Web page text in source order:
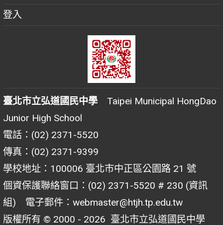
登入
臺北市立弘道國民中學 Taipei Municipal HongDao
Junior High School
電話：(02) 2371-5520
傳真：(02) 2371-9399
學校地址：100006 臺北市中正區公園路 21 號
個資保護聯絡窗口：(02) 2371-5520 # 230 (資訊
組) 電子郵件：webmaster@htjh.tp.edu.tw
版權所有 © 2000 - 2026 臺北市立弘道國民中學